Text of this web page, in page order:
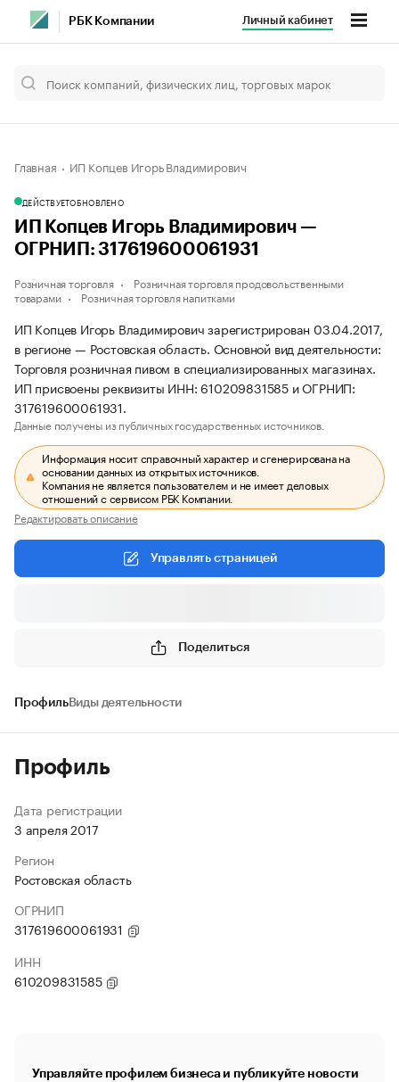
РБК Компании Личный кабинет
Главная ИП Копцев Игорь Владимирович
ДЕЙСТВУЕТОБНОВЛЕНО
ИП Копцев Игорь Владимирович —
ОГРНИП: 317619600061931
Розничная торговля
Розничная торговля продовольственными
товарами
Розничная торговля напитками
ИП Копцев Игорь Владимирович зарегистрирован 03.04.2017,
в регионе — Ростовская область. Основной вид деятельности:
Торговля розничная пивом в специализированных магазинах.
ИП присвоены реквизиты ИНН: 610209831585 и ОГРНИП:
317619600061931.
Данные получены из публичных государственных источников.
Информация носит справочный характер и сгенерирована на
основании данных из открытых источников.
Компания не является пользователем и не имеет деловых
отношений с сервисом РБК Компании.
Редактировать описание
Управлять страницей
Поделиться
ПрофильВиды деятельности
Профиль
Дата регистрации
3 апреля 2017
Регион
Ростовская область
ОГРНИП
317619600061931
ИНН
610209831585
Управляйте профилем бизнеса и публикуйте новости